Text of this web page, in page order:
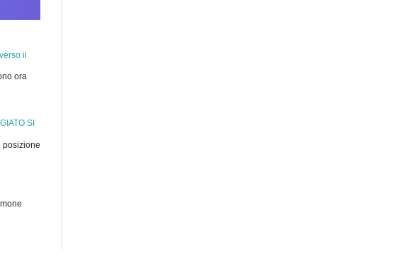
il
ora
SI
posizione